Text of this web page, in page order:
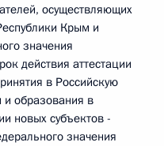
осуществляющих
Крым и
значения
действия аттестации
в Российскую
образования в
новых субъектов -
значения